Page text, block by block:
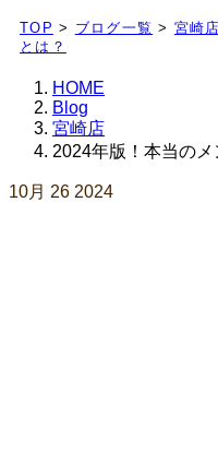
日々、ブログを更新中！
TOP > ブログ一覧 > 宮崎店
とは？
HOME
Blog
宮崎店
2024年版！本当のメ
10月 26 2024